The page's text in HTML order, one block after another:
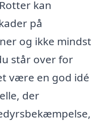
kan
på
og ikke mindst
står over for
være en god idé
der